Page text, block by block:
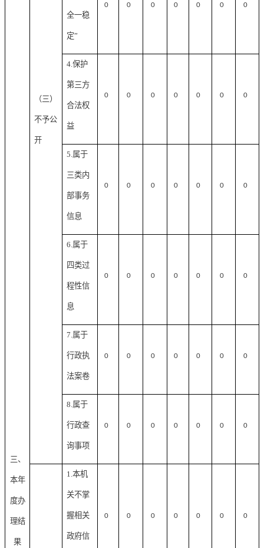
三、
本年
度办
理结
果
（三）
不予公
开
全一稳
定”
0 0 0 0 0 0 0
4.保护
第三方
合法权
益
0 0 0 0 0 0 0
5.属于
三类内
部事务
信息
0 0 0 0 0 0 0
6.属于
四类过
程性信
息
0 0 0 0 0 0 0
7.属于
行政执
法案卷
0 0 0 0 0 0 0
8.属于
行政查
询事项
0 0 0 0 0 0 0
1.本机
关不掌
握相关
政府信
0 0 0 0 0 0 0